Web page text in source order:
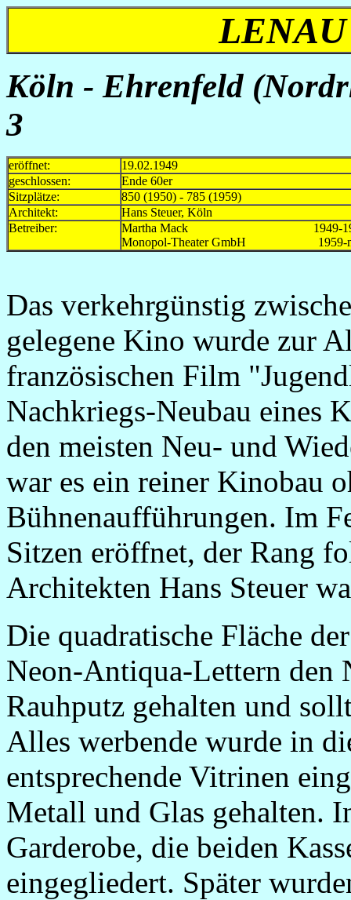
Köln - Ehrenfeld
3
eröffnet:
19.02.1949
geschlossen:
Ende 60er
Sitzplätze:
850 (1950) - 785 (1959)
Architekt:
Hans Steuer, Köln
Betreiber:
Martha Mack 1949-
Monopol-Theater GmbH 1959-
Das verkehrgünstig
gelegene Kino wurde zur
französischen Film
Nachkriegs-Neubau eines
den meisten Neu- und
war es ein reiner Kinobau
Bühnenaufführungen. Im
Sitzen eröffnet, der Rang
Architekten Hans Steuer
Die quadratische Fläche
Neon-Antiqua-Lettern den
Rauhputz gehalten und
Alles werbende wurde in
entsprechende Vitrinen
Metall und Glas gehalten.
Garderobe, die beiden
eingegliedert. Später